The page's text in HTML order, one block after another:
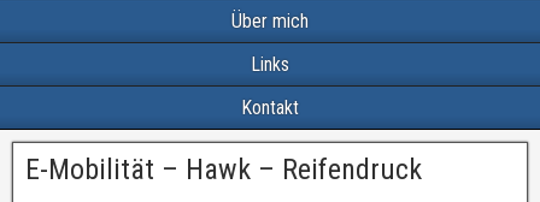
Über mich
Links
Kontakt
E-Mobilität – Hawk – Reifendruck